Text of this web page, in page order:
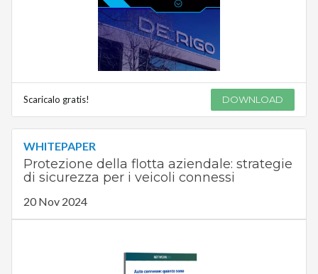
Scaricalo gratis! DOWNLOAD
WHITEPAPER
Protezione della flotta aziendale: strategie
di sicurezza per i veicoli connessi
20 Nov 2024